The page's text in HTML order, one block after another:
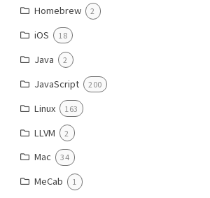
Homebrew 2
iOS 18
Java 2
JavaScript 200
Linux 163
LLVM 2
Mac 34
MeCab 1